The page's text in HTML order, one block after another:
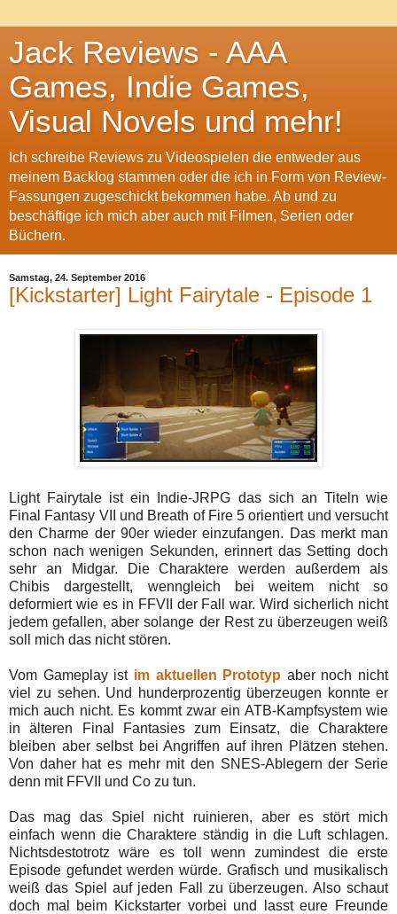
Jack Reviews - AAA
Games, Indie Games,
Visual Novels und mehr!
Ich schreibe Reviews zu Videospielen die entweder aus
meinem Backlog stammen oder die ich in Form von Review-
Fassungen zugeschickt bekommen habe. Ab und zu
beschäftige ich mich aber auch mit Filmen, Serien oder
Büchern.
Samstag, 24. September 2016
[Kickstarter] Light Fairytale - Episode 1
Light Fairytale ist ein Indie-JRPG das sich an Titeln wie
Final Fantasy VII und Breath of Fire 5 orientiert und versucht
den Charme der 90er wieder einzufangen. Das merkt man
schon nach wenigen Sekunden, erinnert das Setting doch
sehr an Midgar. Die Charaktere werden außerdem als
Chibis dargestellt, wenngleich bei weitem nicht so
deformiert wie es in FFVII der Fall war. Wird sicherlich nicht
jedem gefallen, aber solange der Rest zu überzeugen weiß
soll mich das nicht stören.
Vom Gameplay ist im aktuellen Prototyp aber noch nicht
viel zu sehen. Und hunderprozentig überzeugen konnte er
mich auch nicht. Es kommt zwar ein ATB-Kampfsystem wie
in älteren Final Fantasies zum Einsatz, die Charaktere
bleiben aber selbst bei Angriffen auf ihren Plätzen stehen.
Von daher hat es mehr mit den SNES-Ablegern der Serie
denn mit FFVII und Co zu tun.
Das mag das Spiel nicht ruinieren, aber es stört mich
einfach wenn die Charaktere ständig in die Luft schlagen.
Nichtsdestotrotz wäre es toll wenn zumindest die erste
Episode gefundet werden würde. Grafisch und musikalisch
weiß das Spiel auf jeden Fall zu überzeugen. Also schaut
doch mal beim Kickstarter vorbei und lasst eure Freunde